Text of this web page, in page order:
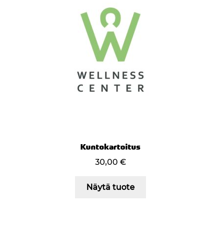
Kuntokartoitus
30,00 €
Näytä tuote